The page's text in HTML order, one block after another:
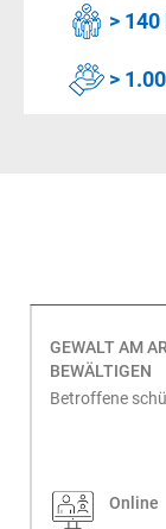
>
>
GEWALT AM
BEWÄLTIGEN
Betroffene
Online